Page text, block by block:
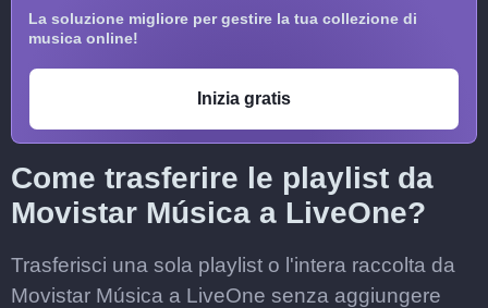
La soluzione migliore per gestire la tua collezione di
musica online!
Inizia gratis
Come trasferire le playlist da
Movistar Música a LiveOne?
Trasferisci una sola playlist o l'intera raccolta da
Movistar Música a LiveOne senza aggiungere